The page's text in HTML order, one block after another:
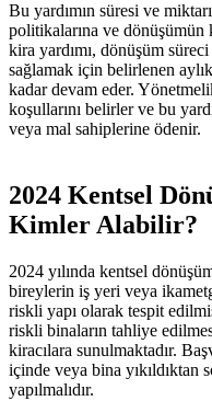
Bu yardımın süresi ve
politikalarına ve dönüşümün
kira yardımı, dönüşüm
sağlamak için belirlenen
kadar devam eder.
koşullarını belirler ve bu
veya mal sahiplerine ödenir.
2024 Kentsel
Kimler Alabilir?
2024 yılında kentsel
bireylerin iş yeri veya
riskli yapı olarak tespit
riskli binaların tahliye
kiracılara sunulmaktadır.
içinde veya bina yıkıldıktan
yapılmalıdır​​.